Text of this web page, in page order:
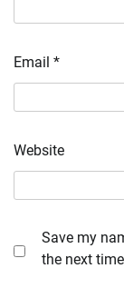
Email *
Website
Save my
the next